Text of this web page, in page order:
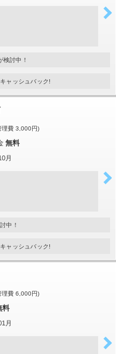
検討中！
キャッシュバック!
理費 3,000円)
無料
月
中！
キャッシュバック!
理費 6,000円)
料
月